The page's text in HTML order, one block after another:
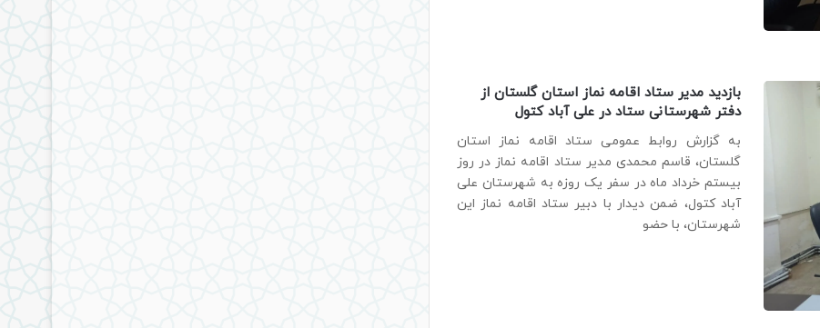
بازدید مدیر ستاد اقامه نماز استان گلستان از
دفتر شهرستانی ستاد در علی آباد کتول
به گزارش روابط عمومی ستاد اقامه نماز استان
گلستان، قاسم محمدی مدیر ستاد اقامه نماز در روز
بیستم خرداد ماه در سفر یک روزه به شهرستان علی
آباد کتول، ضمن دیدار با دبیر ستاد اقامه نماز این
شهرستان، با حضو